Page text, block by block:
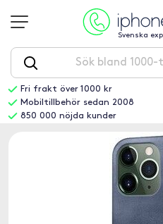
Svenska
Fri frakt över 1000 kr
Mobiltillbehör sedan 2008
850 000 nöjda kunder